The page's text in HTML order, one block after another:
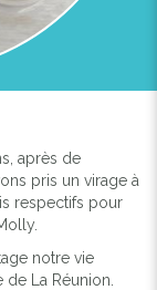
après de
pris un virage à
respectifs pour
notre vie
La Réunion.